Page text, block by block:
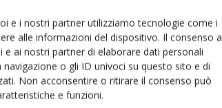
e i nostri partner utilizziamo tecnologie come i
alle informazioni del dispositivo. Il consenso a
ai nostri partner di elaborare dati personali
o gli ID univoci su questo sito e di
Non acconsentire o ritirare il consenso può
e funzioni.
crescita di
in Italia, il numero di
negli ultimi 10 anni,
sulla base dei dati GFK
175.000 t, pari al 2% degli